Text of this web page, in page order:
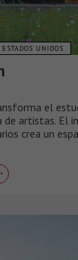
ESTADOS UNIDOS
el
de artistas. El
crea un